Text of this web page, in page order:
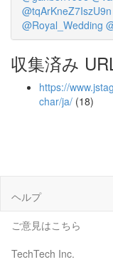
@tqArKneZ7IszU9n
@Royal_Wedding
収集済み
https://
char/ja/ (18)
ヘルプ
ご意見はこちら
TechTech Inc.